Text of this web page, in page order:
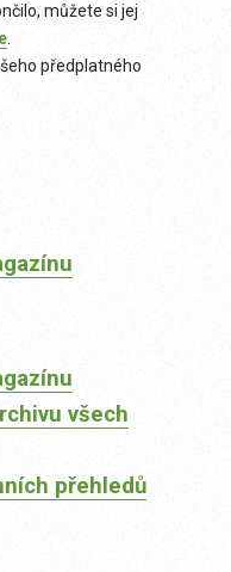
můžete si jej
předplatného
všech
přehledů